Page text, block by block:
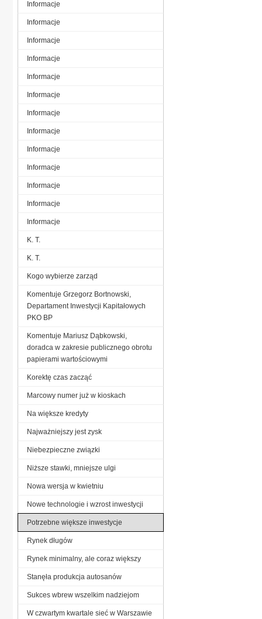
Informacje
Informacje
Informacje
Informacje
Informacje
Informacje
Informacje
Informacje
Informacje
Informacje
Informacje
Informacje
Informacje
K. T.
K. T.
Kogo wybierze zarząd
Komentuje Grzegorz Bortnowski,
Departament Inwestycji Kapitałowych
PKO BP
Komentuje Mariusz Dąbkowski,
doradca w zakresie publicznego obrotu
papierami wartościowymi
Korektę czas zacząć
Marcowy numer już w kioskach
Na większe kredyty
Najważniejszy jest zysk
Niebezpieczne związki
Niższe stawki, mniejsze ulgi
Nowa wersja w kwietniu
Nowe technologie i wzrost inwestycji
Potrzebne większe inwestycje
Rynek długów
Rynek minimalny, ale coraz większy
Stanęła produkcja autosanów
Sukces wbrew wszelkim nadziejom
W czwartym kwartale sieć w Warszawie